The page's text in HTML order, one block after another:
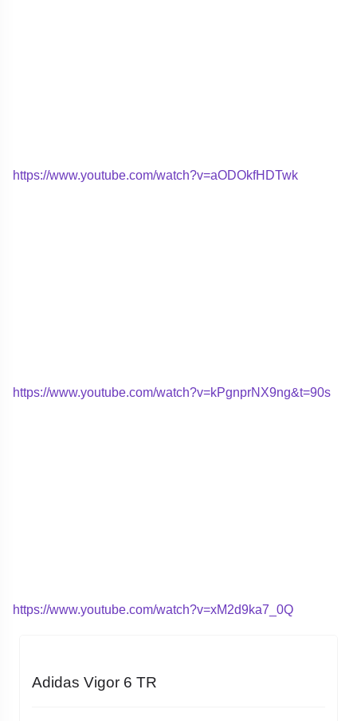
https://www.youtube.com/watch?v=aODOkfHDTwk
https://www.youtube.com/watch?v=kPgnprNX9ng&t=90s
https://www.youtube.com/watch?v=xM2d9ka7_0Q
Adidas Vigor 6 TR